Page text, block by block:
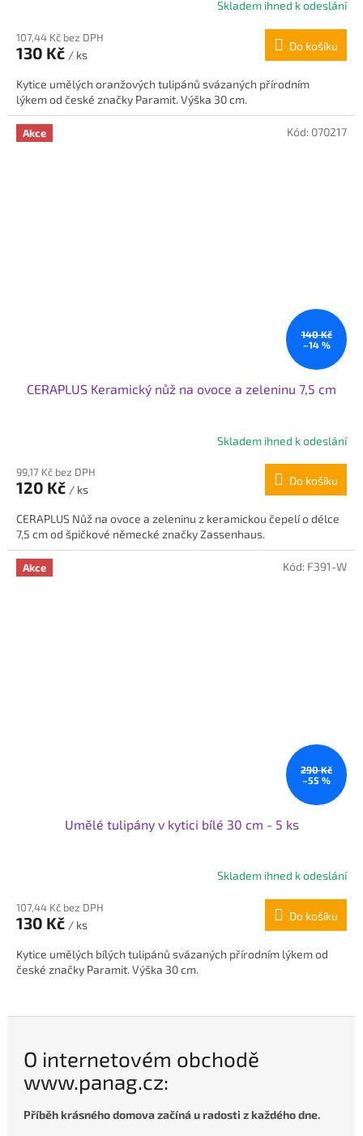
produktu
je
z
5
hvězdiček.
Skladem ihned k odeslání
107,44 Kč bez DPH
130 Kč / ks
Do košíku
Kytice umělých oranžových tulipánů svázaných přírodním
lýkem od české značky Paramit. Výška 30 cm.
Akce
140 Kč
–14 %
CERAPLUS Keramický nůž na ovoce a zeleninu 7,5 cm
Skladem ihned k odeslání
99,17 Kč bez DPH
120 Kč / ks
Do košíku
CERAPLUS Nůž na ovoce a zeleninu z keramickou čepelí o délce
7,5 cm od špičkové německé značky Zassenhaus.
Kód: 070217
Akce
290 Kč
–55 %
Umělé tulipány v kytici bílé 30 cm - 5 ks
produktu
je
z
5
Skladem ihned k odeslání
107,44 Kč bez DPH
130 Kč / ks
Do košíku
Kytice umělých bílých tulipánů svázaných přírodním lýkem od
české značky Paramit. Výška 30 cm.
Kód: F391-W
O internetovém obchodě
www.panag.cz:
Příběh krásného domova začíná u radosti z každého dne.